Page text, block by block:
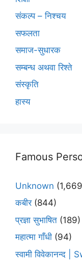
संकल्प – निश्चय
सफलता
समाज-सुधारक
सम्बन्ध अथवा रिश्ते
संस्कृति
हास्य
Famous
Unknown
कबीर(844)
प्रज्ञा सुभाषित (189)
महात्मा गाँधी (94)
स्वामी विवेकानन्द